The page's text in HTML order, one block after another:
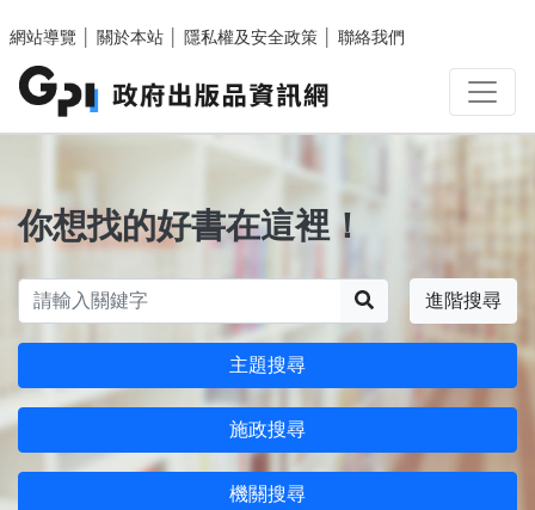
網站導覽
關於本站 隱私權及安全政策 聯絡我們
你想找的好書在這裡！
進階搜尋
主題搜尋
施政搜尋
機關搜尋